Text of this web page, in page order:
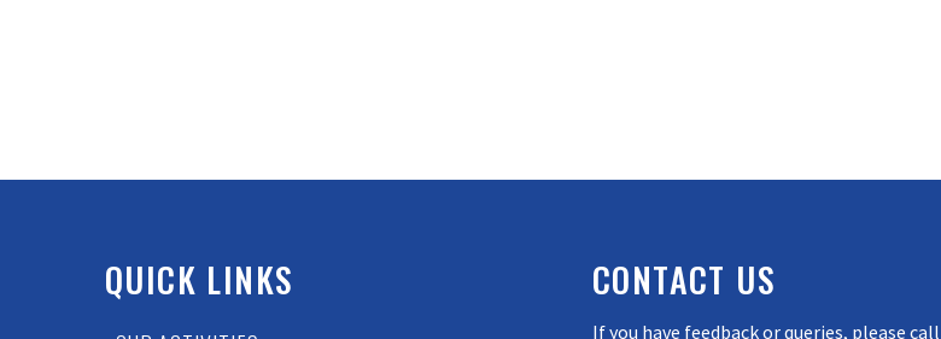
QUICK LINKS CONTACT US
If you have feedback or queries, please